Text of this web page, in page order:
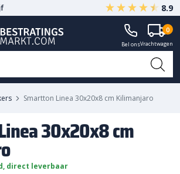
Gegarandeerd A-kwaliteit
8.9
Bel onsVrachtwagen
0
Smartton Linea 30x20x8 cm Kilimanjaro
30x20x8 cm
direct leverbaar
Linea 30x20x8 cm